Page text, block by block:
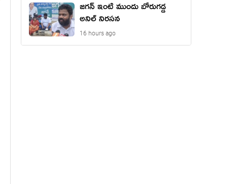
జగన్ ఇంటి ముందు బోరుగడ్డ
అనిల్ నిరసన
16 hours ago